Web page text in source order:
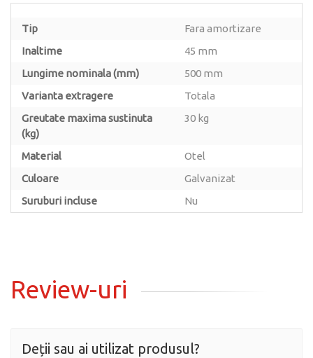
Tip
Fara amortizare
Inaltime
45 mm
Lungime nominala (mm)
500 mm
Varianta extragere
Totala
Greutate maxima sustinuta
(kg)
30 kg
Material
Otel
Culoare
Galvanizat
Suruburi incluse
Nu
Review-uri
Deții sau ai utilizat produsul?